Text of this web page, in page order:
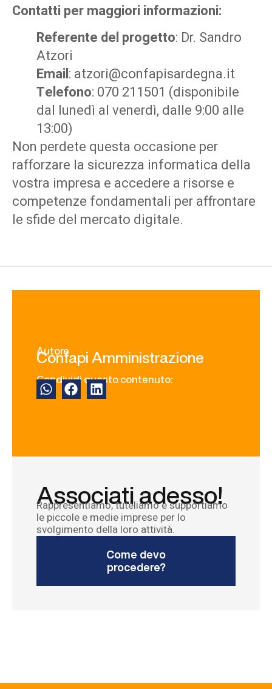
Contatti per maggiori informazioni:
Referente del progetto: Dr. Sandro
Atzori
Email: atzori@confapisardegna.it
Telefono: 070 211501 (disponibile
dal lunedì al venerdì, dalle 9:00 alle
13:00)
Non perdete questa occasione per
rafforzare la sicurezza informatica della
vostra impresa e accedere a risorse e
competenze fondamentali per affrontare
le sfide del mercato digitale.
Autore
Confapi Amministrazione
Condividi questo contenuto:
Associati adesso!
Rappresentiamo, tuteliamo e supportiamo
le piccole e medie imprese per lo
svolgimento della loro attività.
Come devo
procedere?